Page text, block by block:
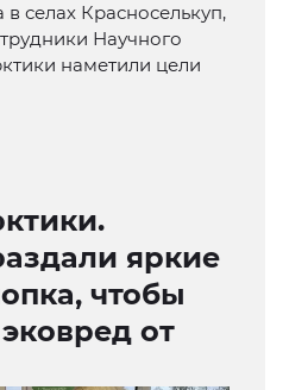
в селах Красноселькуп,
Научного
наметили цели
яркие
чтобы
от